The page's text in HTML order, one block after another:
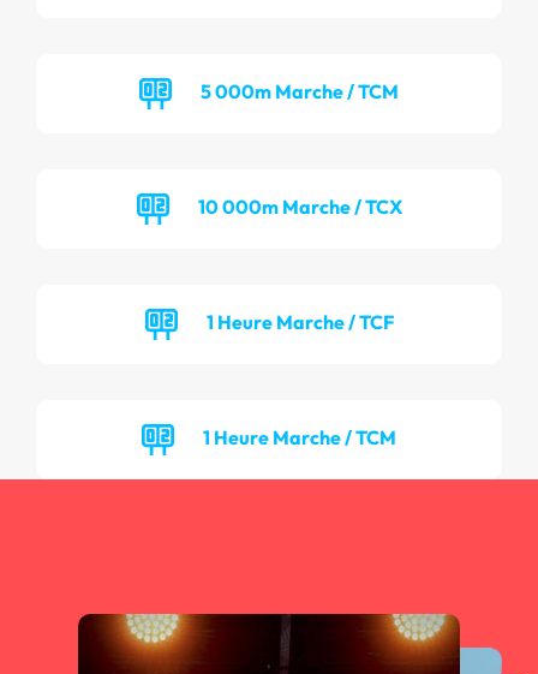
5 000m Marche / TCM
10 000m Marche / TCX
1 Heure Marche / TCF
1 Heure Marche / TCM